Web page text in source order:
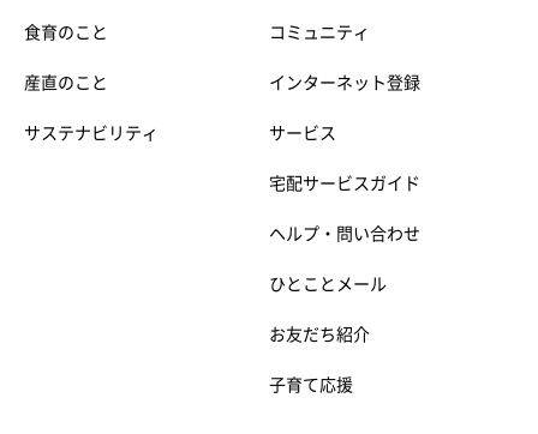
食育のこと
産直のこと
サステナビリティ
コミュニティ
インターネット登録
サービス
宅配サービスガイド
ヘルプ・問い合わせ
ひとことメール
お友だち紹介
子育て応援